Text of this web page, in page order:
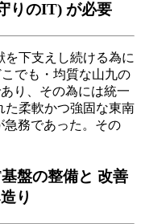
りのIT) が必要
下支えし続ける為に
でも・均質な山九の
り、その為には統一
た柔軟かつ強固な東南
急務であった。その
盤の整備と 改善
り